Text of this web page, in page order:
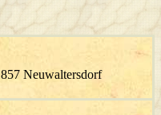
Neuwaltersdorf